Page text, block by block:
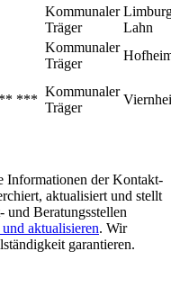
Kommunaler
Träger
Lahn
Kommunaler
Träger
***
Kommunaler
Träger
Informationen der Kontakt-
aktualisiert und stellt
Beratungsstellen
aktualisieren. Wir
garantieren.